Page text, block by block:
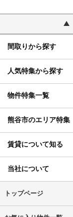
間取りから探す
人気特集から探す
物件特集一覧
熊谷市のエリア特集
賃貸について知る
当社について
トップページ